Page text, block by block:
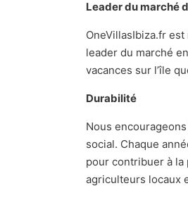
Leader du marché
OneVillasIbiza.fr
leader du marché
vacances sur l’île
Durabilité
Nous
social. Chaque
pour contribuer à la
agriculteurs locaux